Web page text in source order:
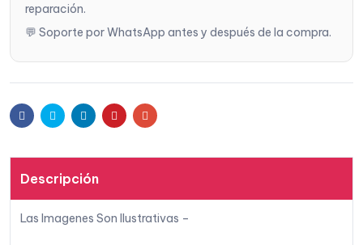
reparación.
💬 Soporte por WhatsApp antes y después de la compra.
FacebookTwitter LinkedinPinterestEmail
Descripción
Las Imagenes Son Ilustrativas –